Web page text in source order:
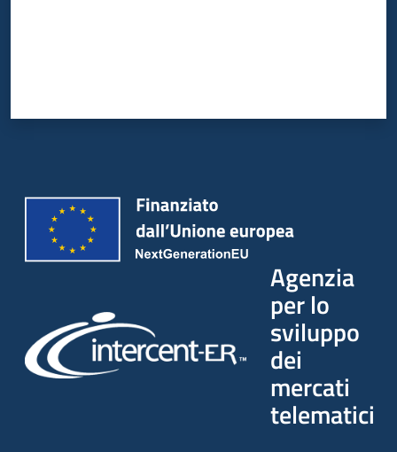
Agenzia
per lo
sviluppo
dei
mercati
telematici